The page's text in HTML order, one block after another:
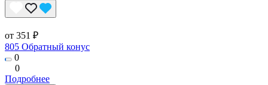
от 351 ₽
805 Обратный конус
0
0
Подробнее